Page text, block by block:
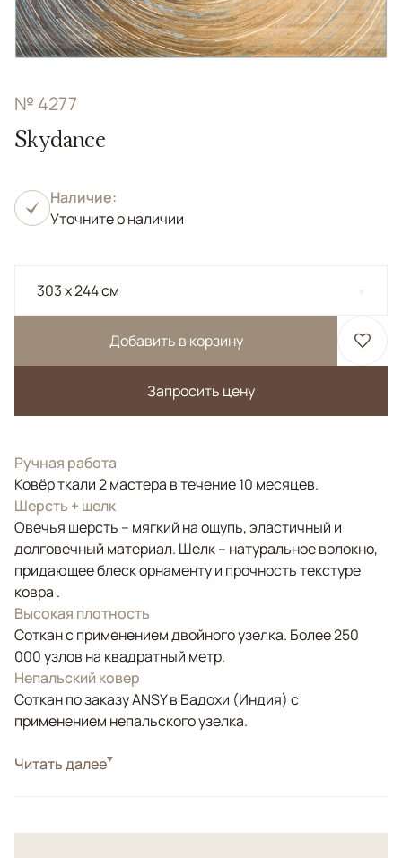
№ 4277
Skydance
Наличие:
Уточните о наличии
303 x 244 см
Добавить в корзину
Запросить цену
Ручная работа
Ковёр ткали 2 мастера в течение 10 месяцев.
Шерсть + шелк
Овечья шерсть – мягкий на ощупь, эластичный и
долговечный материал. Шелк – натуральное волокно,
придающее блеск орнаменту и прочность текстуре
ковра .
Высокая плотность
Соткан с применением двойного узелка. Более 250
000 узлов на квадратный метр.
Непальский ковер
Соткан по заказу ANSY в Бадохи (Индия) с
применением непальского узелка.
СтильСовременные
Читать далее